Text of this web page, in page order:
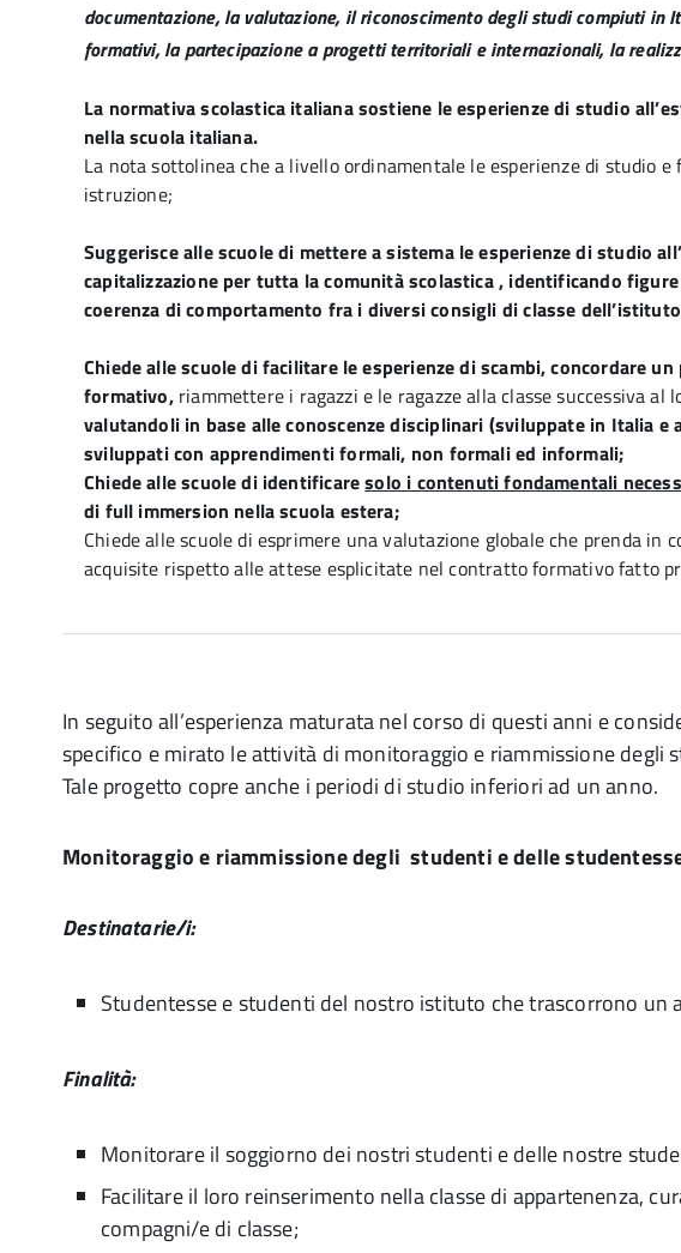
documentazione, la valutazione, il riconoscimento degli studi compiuti
formativi, la partecipazione a progetti territoriali e internazionali, la
La normativa scolastica italiana sostiene le esperienze di studio
nella scuola italiana.
La nota sottolinea che a livello ordinamentale le esperienze di studio
istruzione;
Suggerisce alle scuole di mettere a sistema le esperienze di studio
capitalizzazione per tutta la comunità scolastica , identificando
coerenza di comportamento fra i diversi consigli di classe
Chiede alle scuole di facilitare le esperienze di scambi, concordare
formativo, riammettere i ragazzi e le ragazze alla classe successiva
valutandoli in base alle conoscenze disciplinari (sviluppate in Italia
sviluppati con apprendimenti formali, non formali ed informali;
Chiede alle scuole di identificaresolo i contenuti fondamentali
di full immersion nella scuola estera;
Chiede alle scuole di esprimere una valutazione globale che prenda in
acquisite rispetto alle attese esplicitate nel contratto formativo fatto
In seguito all’esperienza maturata nel corso di questi anni e
specifico e mirato le attività di monitoraggio e riammissione
Tale progetto copre anche i periodi di studio inferiori ad un anno.
Monitoraggio e riammissione degli studenti e delle
Destinatarie/i:
Studentesse e studenti del nostro istituto che trascorrono un
Finalità:
Monitorare il soggiorno dei nostri studenti e delle nostre
Facilitare il loro reinserimento nella classe di appartenenza,
compagni/e di classe;